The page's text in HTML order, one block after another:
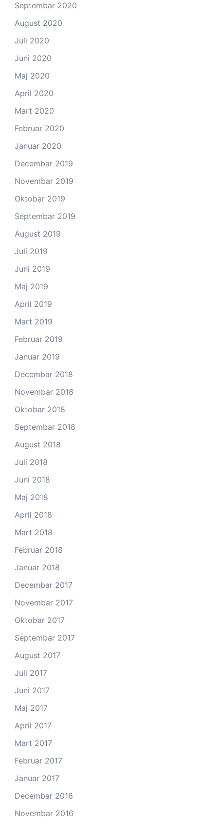
Septembar 2020
August 2020
Juli 2020
Juni 2020
Maj 2020
April 2020
Mart 2020
Februar 2020
Januar 2020
Decembar 2019
Novembar 2019
Oktobar 2019
Septembar 2019
August 2019
Juli 2019
Juni 2019
Maj 2019
April 2019
Mart 2019
Februar 2019
Januar 2019
Decembar 2018
Novembar 2018
Oktobar 2018
Septembar 2018
August 2018
Juli 2018
Juni 2018
Maj 2018
April 2018
Mart 2018
Februar 2018
Januar 2018
Decembar 2017
Novembar 2017
Oktobar 2017
Septembar 2017
August 2017
Juli 2017
Juni 2017
Maj 2017
April 2017
Mart 2017
Februar 2017
Januar 2017
Decembar 2016
Novembar 2016